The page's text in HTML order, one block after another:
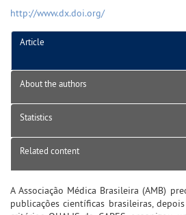
http://www.dx.doi.org/
Article
About the authors
Statistics
Related content
A Associação Médica Brasileira (AMB)
publicações científicas brasileiras,